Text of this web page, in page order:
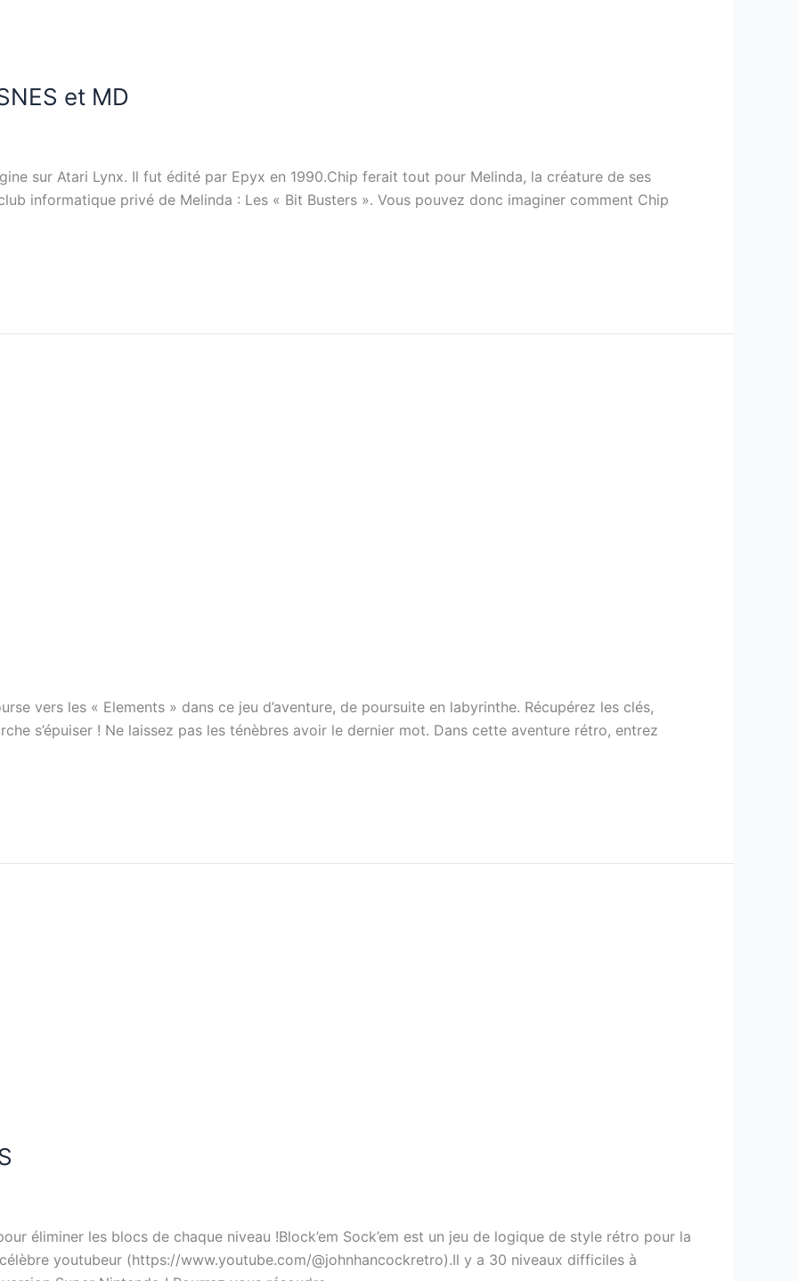
et MD
sur Atari Lynx. Il fut édité par Epyx en 1990.Chip ferait tout pour Melinda, la créature de ses
informatique privé de Melinda : Les « Bit Busters ». Vous pouvez donc imaginer comment Chip
vers les « Elements » dans ce jeu d’aventure, de poursuite en labyrinthe. Récupérez les clés,
s’épuiser ! Ne laissez pas les ténèbres avoir le dernier mot. Dans cette aventure rétro, entrez
éliminer les blocs de chaque niveau !Block’em Sock’em est un jeu de logique de style rétro pour la
youtubeur (https://www.youtube.com/@johnhancockretro).Il y a 30 niveaux difficiles à